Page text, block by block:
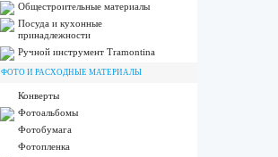
Общестроительные материалы
Посуда и кухонные
принадлежности
Ручной инструмент Tramontina
ФОТО И РАСХОДНЫЕ МАТЕРИАЛЫ
Конверты
Фотоальбомы
Фотобумага
Фотопленка